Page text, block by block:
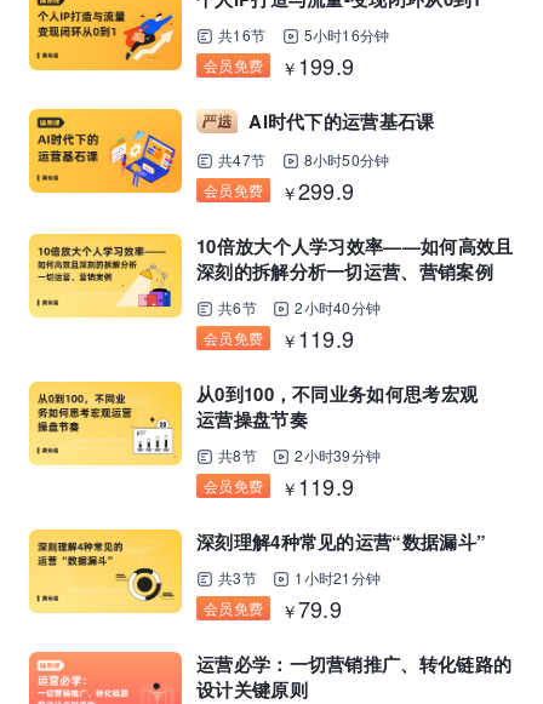
共16节
5小时16分钟
会员免费
￥ 199.9
AI时代下的运营基石课
共47节
8小时50分钟
会员免费
￥299.9
10倍放大个人学习效率——如何高效且
深刻的拆解分析一切运营、营销案例
共6节
2小时40分钟
会员免费
￥ 119.9
从0到100，不同业务如何思考宏观
运营操盘节奏
共8节
2小时39分钟
会员免费
￥ 119.9
深刻理解4种常见的运营“数据漏斗”
共3节
1小时21分钟
会员免费
￥79.9
运营必学：一切营销推广、转化链路的
设计关键原则